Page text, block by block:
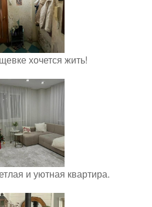
хочется жить!
и уютная квартира.